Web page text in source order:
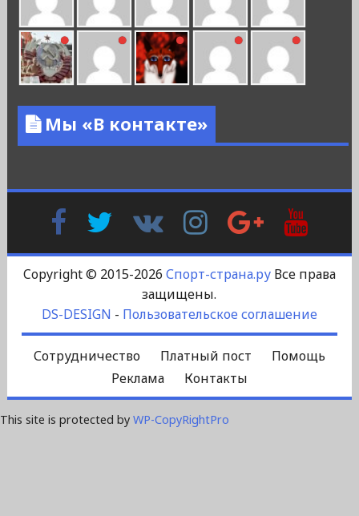
Мы «В контакте»
FacebookTwitter
Контакте
InstagramGoogle
Plus
Copyright © 2015-2026 Спорт-страна.руВсе права
защищены.
DS-DESIGN - Пользовательское соглашение
Сотрудничество Платный пост
Помощь
Реклама
Контакты
This site is protected by WP-CopyRightPro